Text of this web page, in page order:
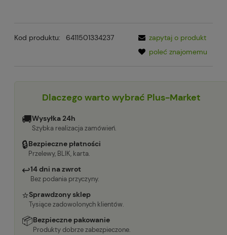
Kod produktu: 6411501334237
zapytaj o produkt
poleć znajomemu
Dlaczego warto wybrać Plus-Market
🚚Wysyłka 24h
Szybka realizacja zamówień.
🔒Bezpieczne płatności
Przelewy, BLIK, karta.
↩14 dni na zwrot
Bez podania przyczyny.
⭐Sprawdzony sklep
Tysiące zadowolonych klientów.
📦Bezpieczne pakowanie
Produkty dobrze zabezpieczone.